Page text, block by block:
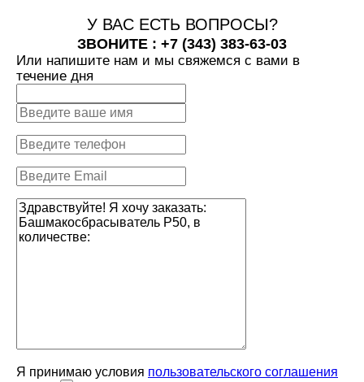
У ВАС ЕСТЬ ВОПРОСЫ?
ЗВОНИТЕ : +7 (343) 383-63-03
Или напишите нам и мы свяжемся с вами в
течение дня
Я принимаю условия пользовательского соглашения